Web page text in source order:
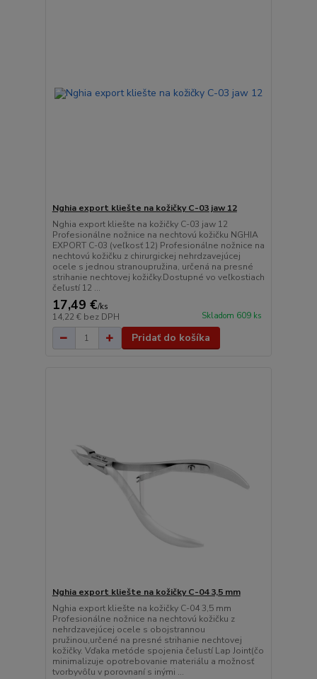
Nghia export kliešte na kožičky C-03 jaw 12
Nghia export kliešte na kožičky C-03 jaw 12
Profesionálne nožnice na nechtovú kožičku NGHIA
EXPORT C-03 (veľkosť 12) Profesionálne nožnice na
nechtovú kožičku z chirurgickej nehrdzavejúcej
ocele s jednou stranoupružina, určená na presné
strihanie nechtovej kožičky.Dostupné vo veľkostiach
čeľustí 12 ...
17,49 €/ks
14,22 € bez DPH Skladom 609 ks
Pridať do košíka
Nghia export kliešte na kožičky C-04 3,5 mm
Nghia export kliešte na kožičky C-04 3,5 mm
Profesionálne nožnice na nechtovú kožičku z
nehrdzavejúcej ocele s obojstrannou
pružinou,určené na presné strihanie nechtovej
kožičky. Vďaka metóde spojenia čeľustí Lap Joint(čo
minimalizuje opotrebovanie materiálu a možnosť
tvorbyvôľu v porovnaní s inými ...